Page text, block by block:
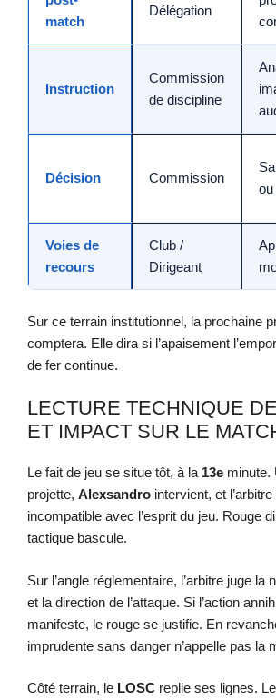
match
Délégation
Instruction
Commission
de discipline
Décision Commission
ou
Voies de
recours
Club /
Dirigeant
Sur ce terrain institutionnel, la prochaine
comptera. Elle dira si l’apaisement
de fer continue.
LECTURE TECHNIQUE
ET IMPACT SUR LE
Le fait de jeu se situe tôt, à la 13e minute.
projette, Alexsandro intervient, et
incompatible avec l’esprit du jeu. Rouge
tactique bascule.
Sur l’angle réglementaire, l’arbitre juge la
et la direction de l’attaque. Si l’action
manifeste, le rouge se justifie. En
imprudente sans danger n’appelle pas la
Côté terrain, le LOSC replie ses lignes.